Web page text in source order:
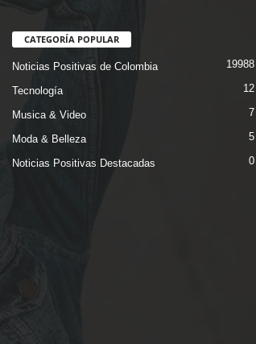
CATEGORÍA POPULAR
Noticias Positivas de Colombia 19988
Tecnología 12
Musica & Video 7
Moda & Belleza 5
Noticias Positivas Destacadas 0